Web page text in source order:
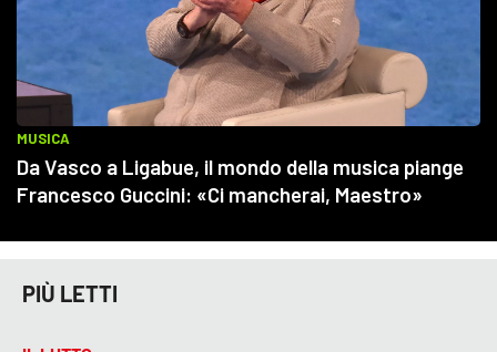
PIÙ LETTI